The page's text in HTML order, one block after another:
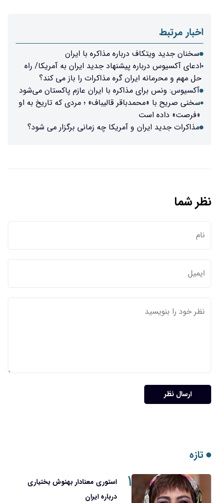
اخبار مرتبط
سخنان جدید ویتکاف درباره مذاکره با ایران‌
ادعای آکسیوس درباره پیشنهاد جدید ایران به آمریکا/ راه
حل مهم و محرمانه ایران گره مذاکرات را باز می کند؟
آکسیوس: ونس برای مذاکره با ایران عازم پاکستان می‌شود
سخنی صریح با «محمدباقر قالیباف» ؛ مردی که تاریخ به او
«فرصت» داده است
مذاکرات جدید ایران و آمریکا چه زمانی برگزار می شود؟
نظر شما
ارسال نظر
تازه
۱
استوری معنادار بهنوش بختیاری
درباره ایران